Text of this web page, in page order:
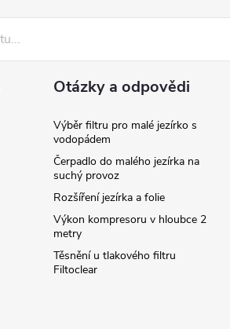
Otázky a odpovědi
Výběr filtru pro malé jezírko s
vodopádem
Čerpadlo do malého jezírka na
suchý provoz
Rozšíření jezírka a folie
Výkon kompresoru v hloubce 2
metry
Těsnění u tlakového filtru
Filtoclear